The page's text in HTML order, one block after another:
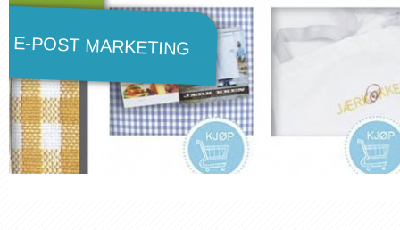
E-POST MARKETING